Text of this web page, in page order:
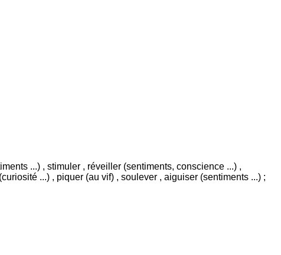
...) , stimuler , réveiller (sentiments, conscience ...) ,
...) , piquer (au vif) , soulever , aiguiser (sentiments ...) ;